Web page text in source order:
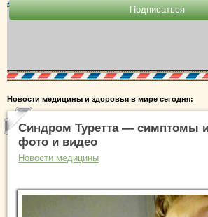
Новости медицины и здоровья в мире сегодня:
Синдром Туретта — симптомы
фото и видео
Новости медицины